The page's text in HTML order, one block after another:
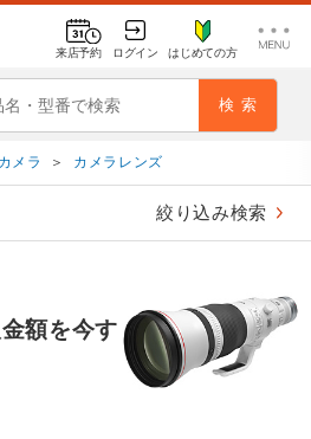
来店予約 ログイン はじめての方
メラ ＞ カメラレンズ
絞り込み検索
額を今す